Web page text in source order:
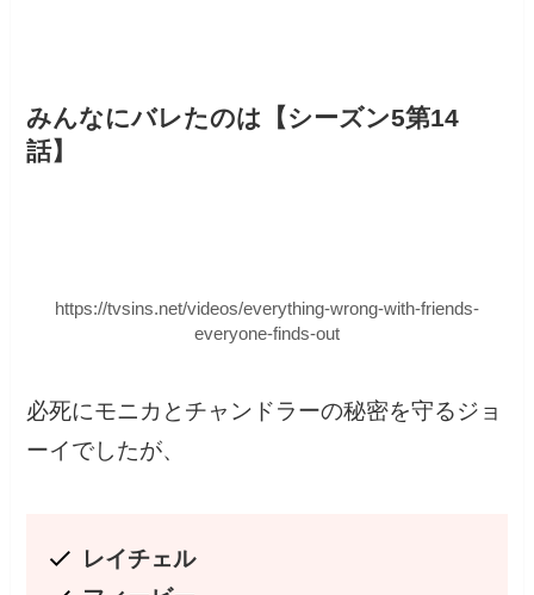
みんなにバレたのは【シーズン5第14
話】
https://tvsins.net/videos/everything-wrong-with-friends-
everyone-finds-out
必死にモニカとチャンドラーの秘密を守るジョ
ーイでしたが、
レイチェル